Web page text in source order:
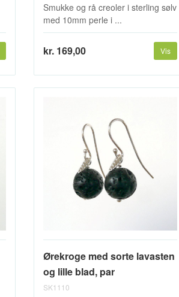
Smukke og rå creoler i sterling sølv
med 10mm perle i ...
kr. 169,00 Vis
Ørekroge med sorte lavasten
og lille blad, par
SK1110